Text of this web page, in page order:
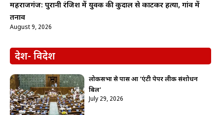
महराजगंज: पुरानी रंजिश में युवक की कुदाल से काटकर हत्या, गांव में
तनाव
August 9, 2026
देश- विदेश
लोकसभा से पास हुआ ‘एंटी पेपर लीक संशोधन
बिल’
July 29, 2026